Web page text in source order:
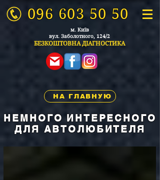
096 603 50 50
м. Київ
вул. Заболотного, 124/2
БЕЗКОШТОВНА ДІАГНОСТИКА
НА ГЛАВНУЮ
НЕМНОГО ИНТЕРЕСНОГО
ДЛЯ АВТОЛЮБИТЕЛЯ